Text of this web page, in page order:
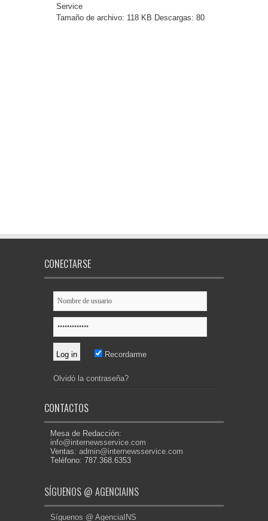
Service
Tamaño de archivo: 118 KB Descargas: 80
CONECTARSE
Recordarme
Olvidó la contraseña?
CONTACTOS
Mesa de Redacción:
info@internewsservice.com
Ventas: admin@internewsservice.com
Teléfono: 787.368.6353
SÍGUENOS @ AGENCIAINS
Síguenos @ AgenciaINS